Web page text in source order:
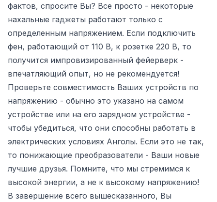
фактов, спросите Вы? Все просто - некоторые
нахальные гаджеты работают только с
определенным напряжением. Если подключить
фен, работающий от 110 В, к розетке 220 В, то
получится импровизированный фейерверк -
впечатляющий опыт, но не рекомендуется!
Проверьте совместимость Ваших устройств по
напряжению - обычно это указано на самом
устройстве или на его зарядном устройстве -
чтобы убедиться, что они способны работать в
электрических условиях Анголы. Если это не так,
то понижающие преобразователи - Ваши новые
лучшие друзья. Помните, что мы стремимся к
высокой энергии, а не к высокому напряжению!
В завершение всего вышесказанного, Вы